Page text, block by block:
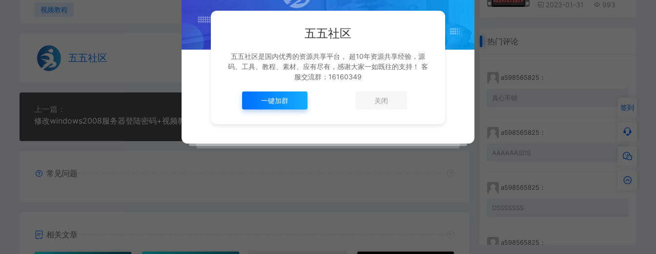
视频教程
五五社区 生成海报 复制本文链接
上一篇：
修改windows2008服务器登陆密码+视频教程
下一篇：
常见问题
相关文章
2023-01-31 993
热门评论
a598565825：
真心不错
a598565825：
AAAAAASDS
a598565825：
DSSSSSSS
a598565825：
签到
五五社区
五五社区是国内优秀的资源共享平台， 超10年资源共享经验，源
码、工具、教程、素材、应有尽有，感谢大家一如既往的支持！ 客
服交流群：16160349
一键加群 关闭